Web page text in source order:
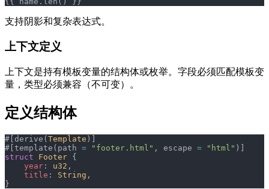
支持阴影和复杂表达式。
上下文定义
上下文是持有模板变量的结构体或枚举。字段必须匹配模板变
量，类型必须兼容（不可变）。
定义结构体
#[derive( Template )]
#[template(path = "footer.html" , escape = "html" )]
struct Footer {
    year
: u32 ,
    title
: String ,
}